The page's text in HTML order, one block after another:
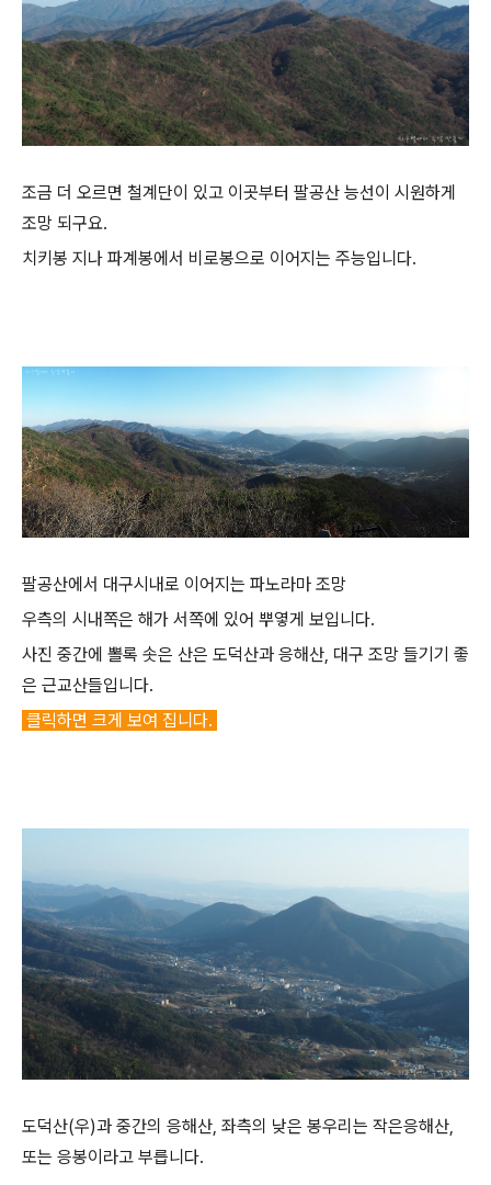
조금 더 오르면 철계단이 있고 이곳부터 팔공산 능선이 시원하게
조망 되구요.
치키봉 지나 파계봉에서 비로봉으로 이어지는 주능입니다.
팔공산에서 대구시내로 이어지는 파노라마 조망
우측의 시내쪽은 해가 서쪽에 있어 뿌옇게 보입니다.
사진 중간에 뽈록 솟은 산은 도덕산과 응해산, 대구 조망 들기기 좋
은 근교산들입니다.
클릭하면 크게 보여 집니다.
도덕산(우)과 중간의 응해산, 좌측의 낮은 봉우리는 작은응해산,
또는 응봉이라고 부릅니다.